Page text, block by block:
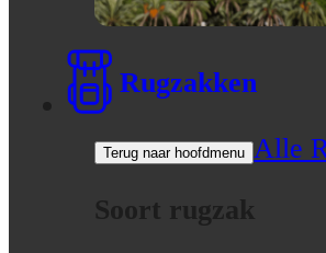
Rugzakken
Terug naar hoofdmenu Alle
Soort rugzak